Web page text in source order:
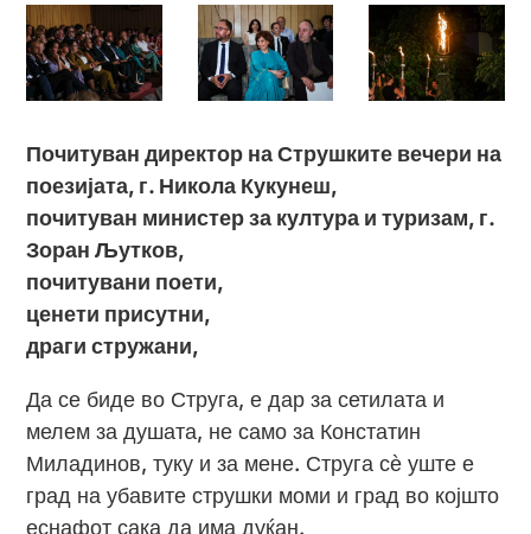
Почитуван директор на Струшките вечери на
поезијата, г. Никола Кукунеш,
почитуван министер за култура и туризам, г.
Зоран Љутков,
почитувани поети,
ценети присутни,
драги стружани,
Да се биде во Струга, е дар за сетилата и
мелем за душата, не само за Констатин
Миладинов, туку и за мене. Струга сѐ уште е
град на убавите струшки моми и град во којшто
еснафот сака да има дуќан.